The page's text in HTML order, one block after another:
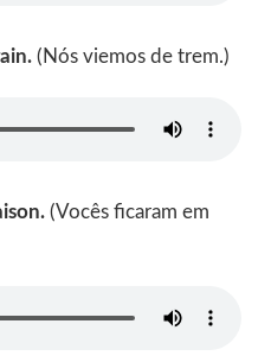
(Nós viemos de trem.)
(Vocês ficaram em